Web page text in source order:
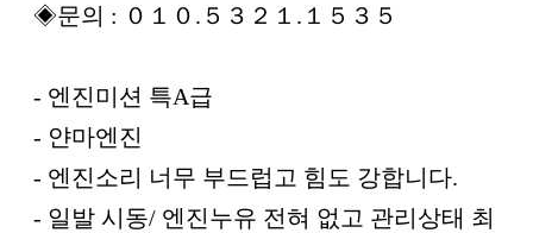
◈문의 : ０１０.５３２１.１５３５
- 엔진미션 특A급
- 얀마엔진
- 엔진소리 너무 부드럽고 힘도 강합니다.
- 일발 시동/ 엔진누유 전혀 없고 관리상태 최